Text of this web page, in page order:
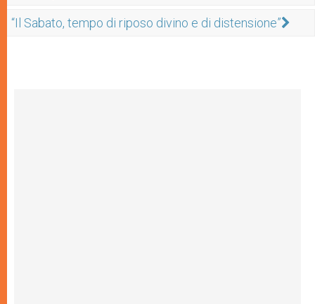
“Il Sabato, tempo di riposo divino e di distensione”